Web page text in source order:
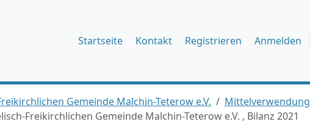
Startseite Kontakt Registrieren Anmelden
Gemeinde Malchin-Teterow e.V.
Mittelverwendung
Freikirchlichen Gemeinde Malchin-Teterow e.V. , Bilanz 2021